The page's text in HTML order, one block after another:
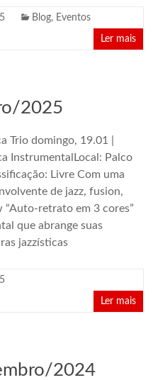
Blog, Eventos
Ler mais
2025
Trio domingo, 19.01 |
InstrumentalLocal: Palco
Livre Com uma
de jazz, fusion,
“Auto-retrato em 3 cores”
que abrange suas
jazzísticas
Ler mais
2024